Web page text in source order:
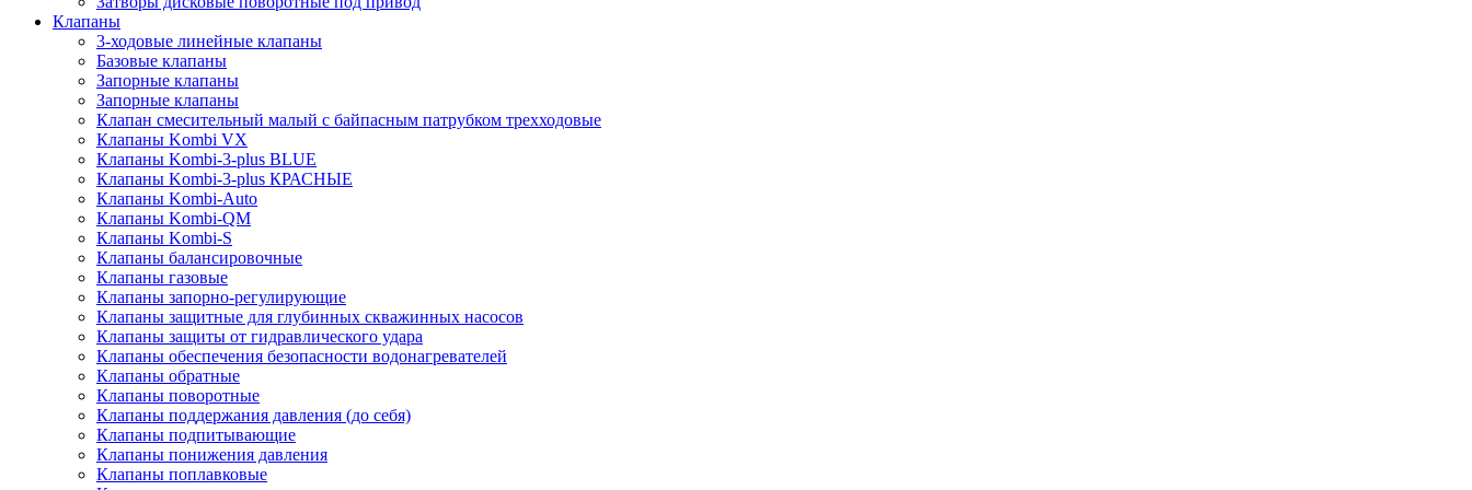
Клапаны
3-ходовые линейные клапаны
Базовые клапаны
Запорные клапаны
Запорные клапаны
Клапан смесительный малый с байпасным патрубком трехходовые
Клапаны Kombi VX
Клапаны Kombi-3-plus BLUE
Клапаны Kombi-3-plus КРАСНЫЕ
Клапаны Kombi-Auto
Клапаны Kombi-QM
Клапаны Kombi-S
Клапаны балансировочные
Клапаны газовые
Клапаны запорно-регулирующие
Клапаны защитные для глубинных скважинных насосов
Клапаны защиты от гидравлического удара
Клапаны обеспечения безопасности водонагревателей
Клапаны обратные
Клапаны поворотные
Клапаны поддержания давления (до себя)
Клапаны подпитывающие
Клапаны понижения давления
Клапаны поплавковые